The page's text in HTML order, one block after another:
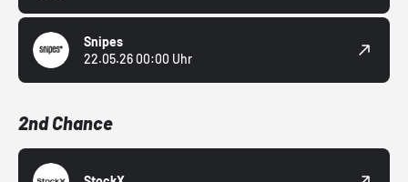
Snipes
22.05.26 00:00 Uhr
2nd Chance